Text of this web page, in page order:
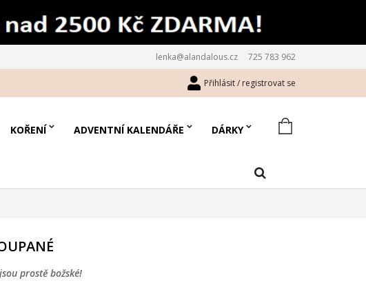
lenka@alandalous.cz 725 783 962
Přihlásit / registrovat se
KOŘENÍ ADVENTNÍ KALENDÁŘE DÁRKY
prostě božské!